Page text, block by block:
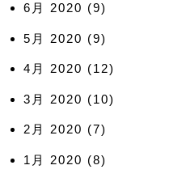
6月 2020 (9)
5月 2020 (9)
4月 2020 (12)
3月 2020 (10)
2月 2020 (7)
1月 2020 (8)